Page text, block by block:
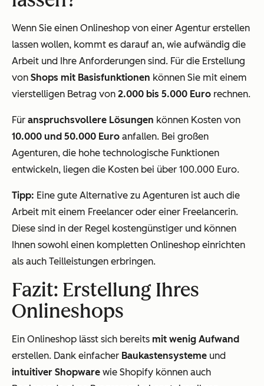
Wenn Sie einen Onlineshop von einer Agentur erstellen
lassen wollen, kommt es darauf an, wie aufwändig die
Arbeit und Ihre Anforderungen sind. Für die Erstellung
von Shops mit Basisfunktionen können Sie mit einem
vierstelligen Betrag von 2.000 bis 5.000 Euro rechnen.
Für anspruchsvollere Lösungen können Kosten von
10.000 und 50.000 Euro anfallen. Bei großen
Agenturen, die hohe technologische Funktionen
entwickeln, liegen die Kosten bei über 100.000 Euro.
Tipp: Eine gute Alternative zu Agenturen ist auch die
Arbeit mit einem Freelancer oder einer Freelancerin.
Diese sind in der Regel kostengünstiger und können
Ihnen sowohl einen kompletten Onlineshop einrichten
als auch Teilleistungen erbringen.
Fazit: Erstellung Ihres
Onlineshops
Ein Onlineshop lässt sich bereits mit wenig Aufwand
erstellen. Dank einfacher Baukastensysteme und
intuitiver Shopware wie Shopify können auch